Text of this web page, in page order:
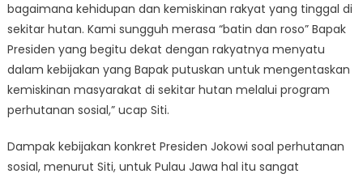
bagaimana kehidupan dan kemiskinan rakyat yang tinggal di
sekitar hutan. Kami sungguh merasa “batin dan roso” Bapak
Presiden yang begitu dekat dengan rakyatnya menyatu
dalam kebijakan yang Bapak putuskan untuk mengentaskan
kemiskinan masyarakat di sekitar hutan melalui program
perhutanan sosial,” ucap Siti.
Dampak kebijakan konkret Presiden Jokowi soal perhutanan
sosial, menurut Siti, untuk Pulau Jawa hal itu sangat